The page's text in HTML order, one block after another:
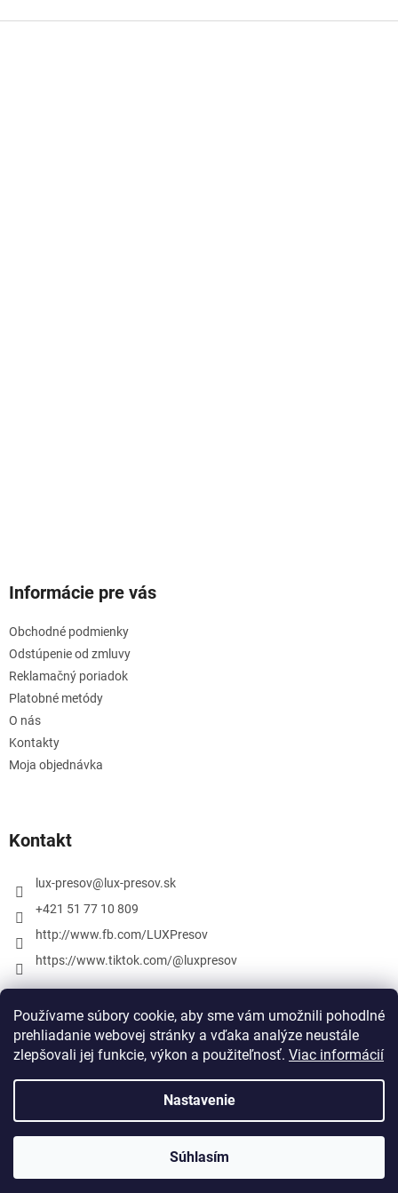
Používame súbory cookie, aby sme vám umožnili pohodlné
prehliadanie webovej stránky a vďaka analýze neustále
zlepšovali jej funkcie, výkon a použiteľnosť. Viac informácií
Nastavenie
Súhlasím
Informácie pre vás
Obchodné podmienky
Odstúpenie od zmluvy
Reklamačný poriadok
Platobné metódy
O nás
Kontakty
Moja objednávka
Kontakt
lux-presov@ lux-presov.sk
+421 51 77 10 809
http://www.fb.com/LUXPresov
https://www.tiktok.com/@luxpresov
Vytvoril Shoptet
lux-presov.sk. Všetky práva vyhradené.